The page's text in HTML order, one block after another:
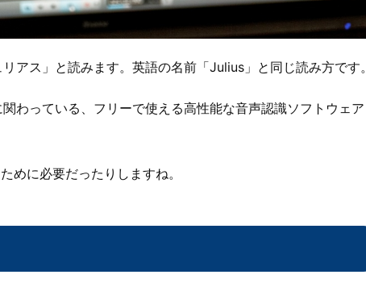
アス」と読みます。英語の名前「Julius」と同じ読み方です。
わっている、フリーで使える高性能な音声認識ソフトウェア
めに必要だったりしますね。